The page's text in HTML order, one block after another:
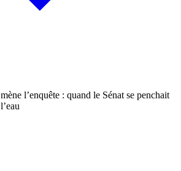
l’enquête : quand le Sénat se penchait